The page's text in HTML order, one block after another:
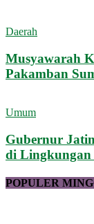
Daerah
Musyawarah
Pakamban
Umum
Gubernur
di Lingkungan
POPULER